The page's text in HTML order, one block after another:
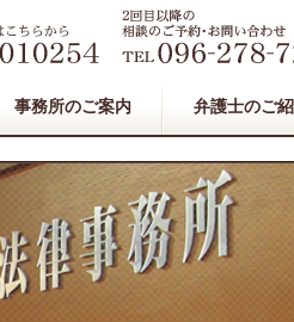
事務所のご案内 弁護士のご